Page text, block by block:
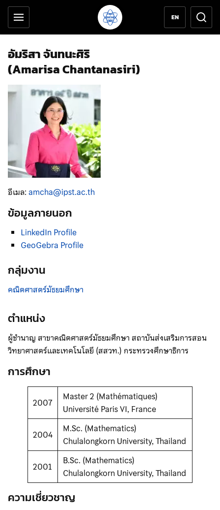
ข้ามไปยังเนื้อหาหลัก
เครื่องมือช่วยเหลือ
EN
อัมริสา จันทนะศิริ
(Amarisa Chantanasiri)
อีเมล:amcha@ipst.ac.th
ข้อมูลภายนอก
LinkedIn Profile
GeoGebra Profile
กลุ่มงาน
คณิตศาสตร์มัธยมศึกษา
ตำแหน่ง
ผู้ชำนาญ สาขาคณิตศาสตร์มัธยมศึกษา สถาบันส่งเสริมการสอน
วิทยาศาสตร์และเทคโนโลยี (สสวท.) กระทรวงศึกษาธิการ
การศึกษา
2007
Master 2 (Mathématiques)
Université Paris VI, France
2004
M.Sc. (Mathematics)
Chulalongkorn University, Thailand
2001
B.Sc. (Mathematics)
Chulalongkorn University, Thailand
ความเชี่ยวชาญ